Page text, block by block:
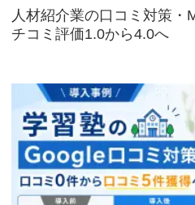
人材紹介業の口コミ対策・
チコミ評価1.0から4.0へ